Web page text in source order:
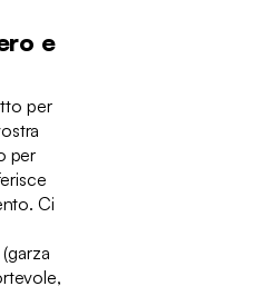
e
per
per
Ci